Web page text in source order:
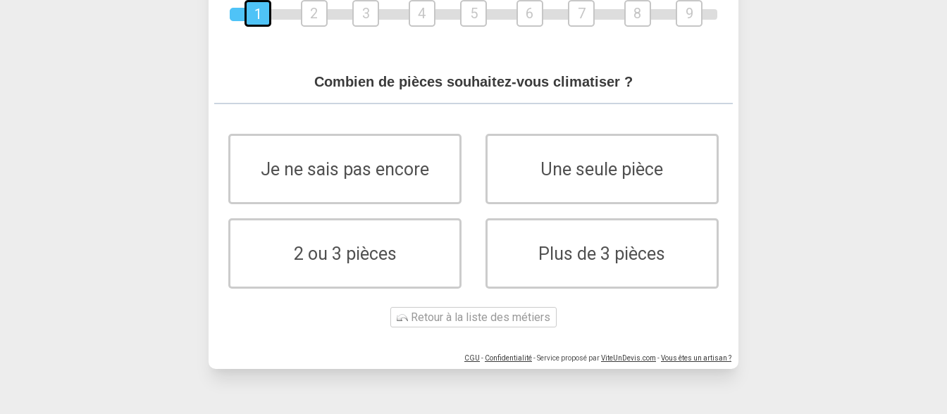
1 2 3 4 5 6 7 8 9
Combien de pièces souhaitez-vous climatiser ?
Je ne sais pas encore Une seule pièce
2 ou 3 pièces Plus de 3 pièces
Retour à la liste des métiers
CGU - Confidentialité- Service proposé parViteUnDevis.com -Vous êtes un artisan ?